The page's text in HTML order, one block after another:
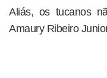
Aliás, os tucanos
Amaury Ribeiro